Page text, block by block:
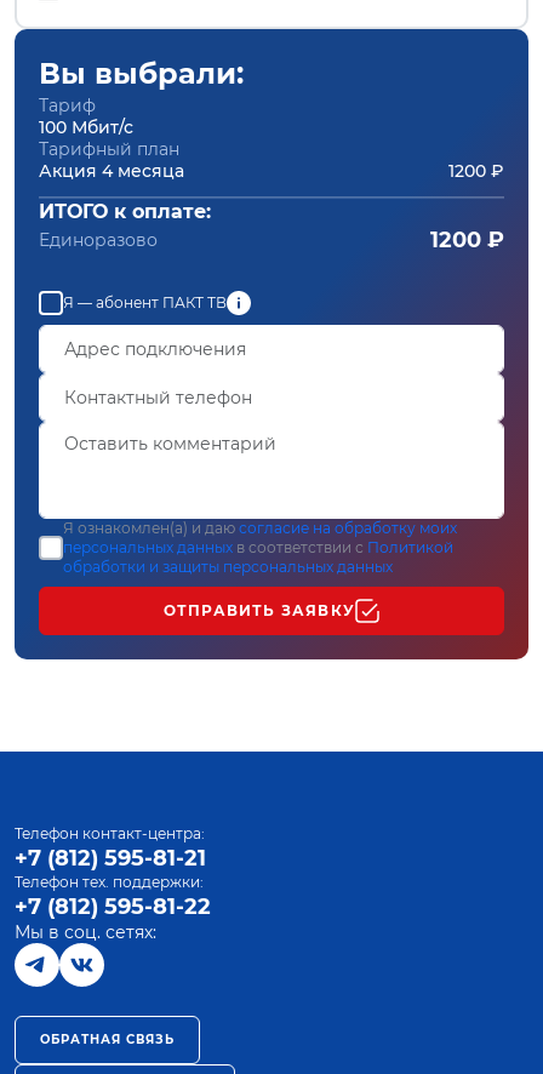
Вы выбрали:
Тариф
100 Мбит/с
Тарифный план
Акция 4 месяца
1200 ₽
ИТОГО к оплате:
Единоразово 1200 ₽
Я — абонент ПАКТ ТВ
Я ознакомлен(а) и даю согласие на обработку моих
персональных данных в соответствии с Политикой
обработки и защиты персональных данных
ОТПРАВИТЬ ЗАЯВКУ
Телефон контакт-центра:
+7 (812) 595-81-21
Телефон тех. поддержки:
+7 (812) 595-81-22
Мы в соц. сетях:
ОБРАТНАЯ СВЯЗЬ